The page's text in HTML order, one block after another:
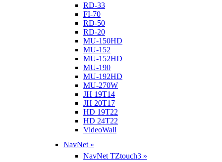
RD-33
FI-70
RD-50
RD-20
MU-150HD
MU-152
MU-152HD
MU-190
MU-192HD
MU-270W
JH 19T14
JH 20T17
HD 19T22
HD 24T22
VideoWall
NavNet »
NavNet TZtouch3 »